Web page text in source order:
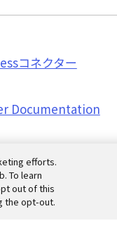
コネクター
Documentation
efforts.
To learn
out of this
the opt-out.